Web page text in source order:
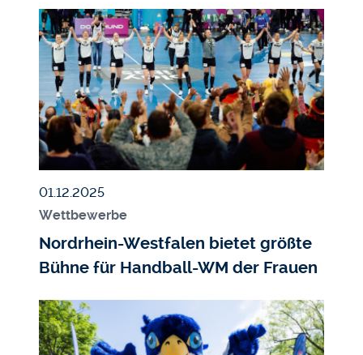
Bildmedium
Bild
Veröffentlicht am
01.12.2025
Wettbewerbe
Nordrhein-Westfalen bietet größte
Bühne für Handball-WM der Frauen
Bildmedium
Bild